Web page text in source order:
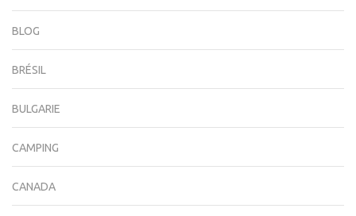
BLOG
BRÉSIL
BULGARIE
CAMPING
CANADA